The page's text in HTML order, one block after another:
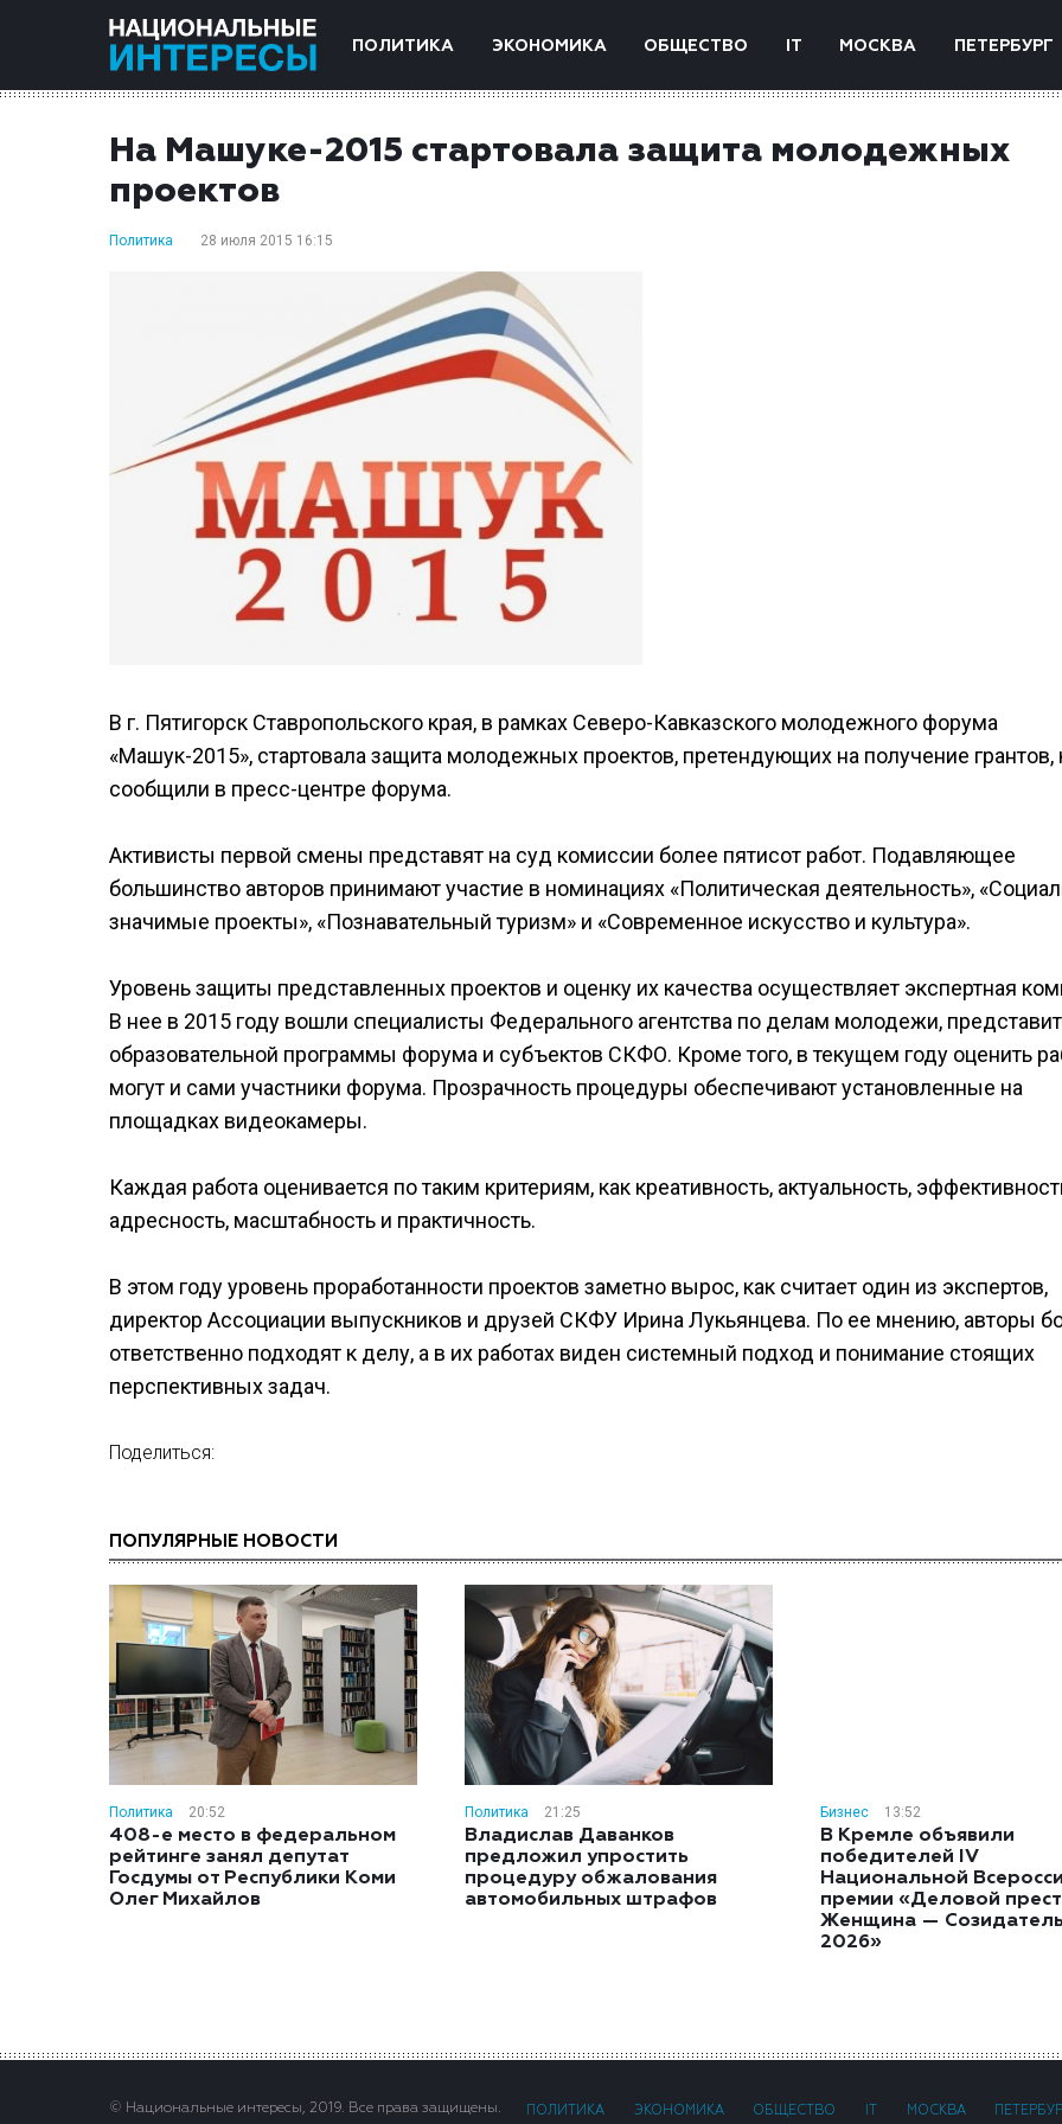
ПОЛИТИКА ЭКОНОМИКА ОБЩЕСТВО IT МОСКВА ПЕТЕРБУРГ
На Машуке-2015 стартовала защита молодежных
проектов
Политика 28 июля 2015 16:15
В г. Пятигорск Ставропольского края, в рамках Северо-Кавказского молодежного форума
«Машук-2015», стартовала защита молодежных проектов, претендующих на получение грантов,
сообщили в пресс-центре форума.
Активисты первой смены представят на суд комиссии более пятисот работ. Подавляющее
большинство авторов принимают участие в номинациях «Политическая деятельность»,
значимые проекты», «Познавательный туризм» и «Современное искусство и культура».
Уровень защиты представленных проектов и оценку их качества осуществляет экспертная
В нее в 2015 году вошли специалисты Федерального агентства по делам молодежи,
образовательной программы форума и субъектов СКФО. Кроме того, в текущем году оценить
могут и сами участники форума. Прозрачность процедуры обеспечивают установленные на
площадках видеокамеры.
Каждая работа оценивается по таким критериям, как креативность, актуальность,
адресность, масштабность и практичность.
В этом году уровень проработанности проектов заметно вырос, как считает один из экспертов,
директор Ассоциации выпускников и друзей СКФУ Ирина Лукьянцева. По ее мнению, авторы
ответственно подходят к делу, а в их работах виден системный подход и понимание стоящих
перспективных задач.
Поделиться:
ПОПУЛЯРНЫЕ НОВОСТИ
Политика 20:52
408-е место в федеральном
рейтинге занял депутат
Госдумы от Республики Коми
Олег Михайлов
Политика 21:25
Владислав Даванков
предложил упростить
процедуру обжалования
автомобильных штрафов
Бизнес 13:52
В Кремле объявили
победителей IV
Национальной
премии «Деловой
Женщина —
2026»
© Национальные интересы, 2019. Все права защищены. ПОЛИТИКА ЭКОНОМИКА ОБЩЕСТВО МОСКВА